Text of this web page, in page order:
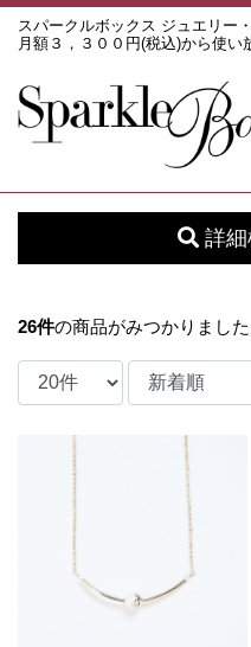
スパークルボックス ジュエリー
月額３，３００円(税込)から使い
詳細
26件の商品がみつかりました